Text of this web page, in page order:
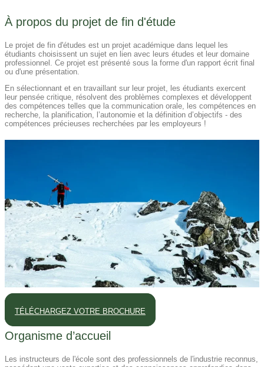
À propos du projet de fin d'étude
Le projet de fin d'études est un projet académique dans lequel les
étudiants choisissent un sujet en lien avec leurs études et leur domaine
professionnel. Ce projet est présenté sous la forme d'un rapport écrit final
ou d'une présentation.
En sélectionnant et en travaillant sur leur projet, les étudiants exercent
leur pensée critique, résolvent des problèmes complexes et développent
des compétences telles que la communication orale, les compétences en
recherche, la planification, l’autonomie et la définition d’objectifs - des
compétences précieuses recherchées par les employeurs !
TÉLÉCHARGEZ VOTRE BROCHURE
Organisme d’accueil
Les instructeurs de l'école sont des professionnels de l'industrie reconnus,